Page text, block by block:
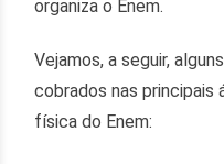
organiza o Enem.
Vejamos, a seguir,
cobrados nas principais
física do Enem: